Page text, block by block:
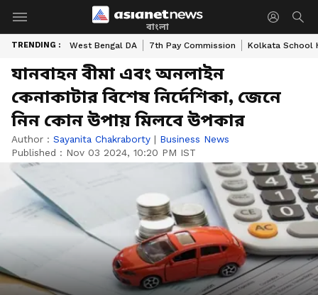
বাংলা
TRENDING : West Bengal DA 7th Pay Commission Kolkata School
যানবাহন বীমা এবং অনলাইন
কেনাকাটার বিশেষ নির্দেশিকা, জেনে
নিন কোন উপায় মিলবে উপকার
Author : Sayanita Chakraborty | Business News
Published : Nov 03 2024, 10:20 PM IST